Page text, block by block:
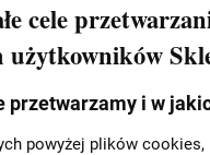
cele
użytkowników
przetwarzamy i w
powyżej plików cookies,